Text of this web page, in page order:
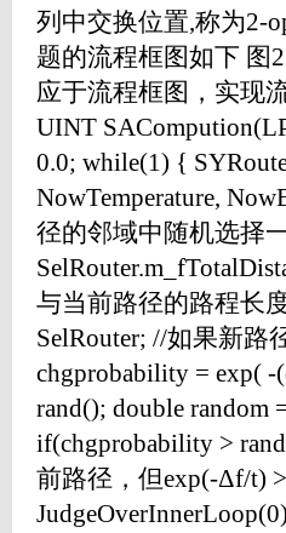
列中交换位置,称为2-
题的流程框图如下
应于流程框图，实现
UINT
0.0; while(1) {
NowTemperature,
径的邻域中随机选择
与当前路径的路程长
SelRouter; //如果新路
chgprobability = exp( -
rand(); double random
if(chgprobability >
前路径，但exp(-Δf/t)